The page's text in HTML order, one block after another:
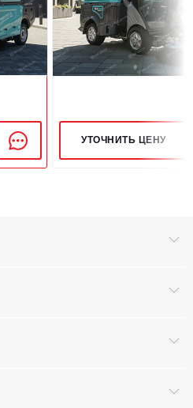
>13000
>1900
УТОЧНИТЬ ЦЕНУ